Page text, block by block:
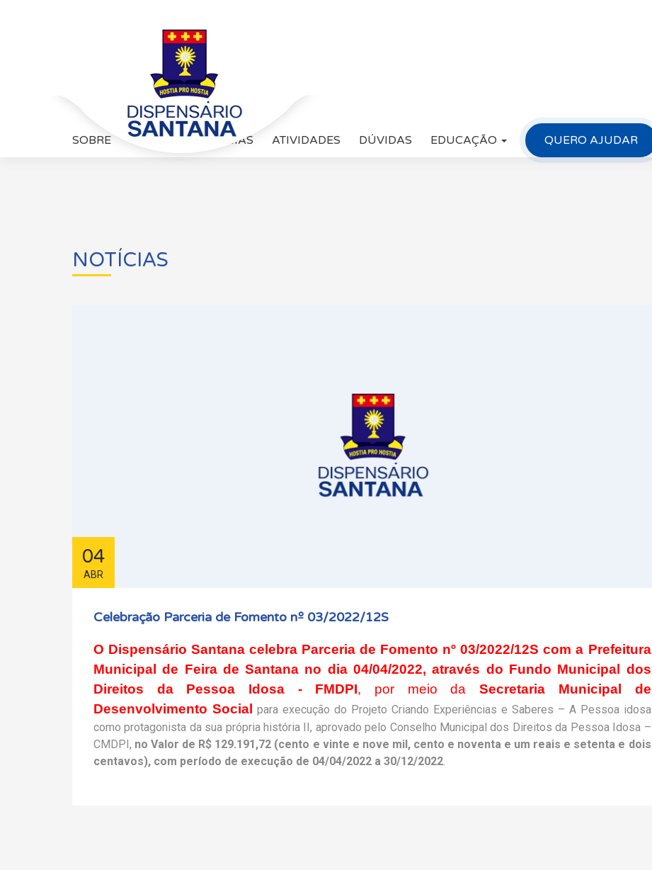
SOBRE GALERIA NOTÍCIAS ATIVIDADES DÚVIDAS EDUCAÇÃO QUERO AJUDAR
NOTÍCIAS
04
ABR
Celebração Parceria de Fomento nº 03/2022/12S
O Dispensário Santana celebra Parceria de Fomento nº 03/2022/12S com a Prefeitura
Municipal de Feira de Santana no dia 04/04/2022, através do Fundo Municipal dos
Direitos da Pessoa Idosa - FMDPI, por meio daSecretaria Municipal de
Desenvolvimento Social para execução do Projeto Criando Experiências e Saberes – A Pessoa idosa
como protagonista da sua própria história II, aprovado pelo Conselho Municipal dos Direitos da Pessoa Idosa –
CMDPI, no Valor de R$ 129.191,72 (cento e vinte e nove mil, cento e noventa e um reais e setenta e dois
centavos), com período de execução de 04/04/2022 a 30/12/2022.